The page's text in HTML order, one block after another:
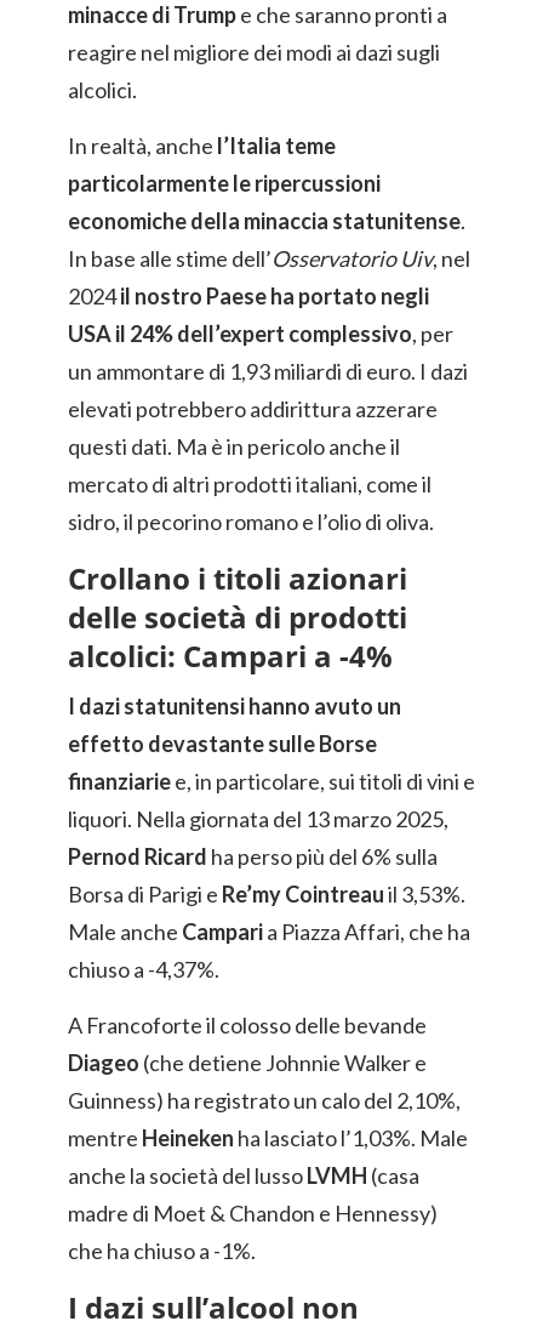
minacce di Trumpe che saranno pronti a
reagire nel migliore dei modi ai dazi sugli
alcolici.
In realtà, anche l’Italia teme
particolarmente le ripercussioni
economiche della minaccia statunitense.
In base alle stime dell’Osservatorio Uiv, nel
2024il nostro Paese ha portato negli
USA il 24% dell’expert complessivo, per
un ammontare di 1,93 miliardi di euro. I dazi
elevati potrebbero addirittura azzerare
questi dati. Ma è in pericolo anche il
mercato di altri prodotti italiani, come il
sidro, il pecorino romano e l’olio di oliva.
Crollano i titoli azionari
delle società di prodotti
alcolici: Campari a -4%
I dazi statunitensi hanno avuto un
effetto devastante sulle Borse
finanziariee, in particolare, sui titoli di vini e
liquori. Nella giornata del 13 marzo 2025,
Pernod Ricard ha perso più del 6% sulla
Borsa di Parigi e Re’my Cointreauil 3,53%.
Male anche Camparia Piazza Affari, che ha
chiuso a -4,37%.
A Francoforte il colosso delle bevande
Diageo (che detiene Johnnie Walker e
Guinness) ha registrato un calo del 2,10%,
mentre Heineken ha lasciato l’1,03%. Male
anche la società del lussoLVMH (casa
madre di Moet & Chandon e Hennessy)
che ha chiuso a -1%.
I dazi sull’alcool non